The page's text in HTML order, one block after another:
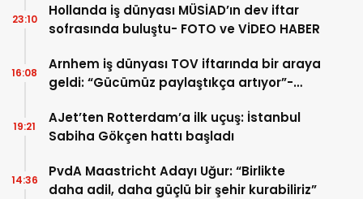
Hollanda iş dünyası MÜSİAD’ın dev iftar
sofrasında buluştu- FOTO ve VİDEO HABER
23:10
Arnhem iş dünyası TOV iftarında bir araya
geldi: “Gücümüz paylaştıkça artıyor”-
16:08
AJet’ten Rotterdam’a ilk uçuş: İstanbul
Sabiha Gökçen hattı başladı
19:21
PvdA Maastricht Adayı Uğur: “Birlikte
daha adil, daha güçlü bir şehir kurabiliriz”
14:36